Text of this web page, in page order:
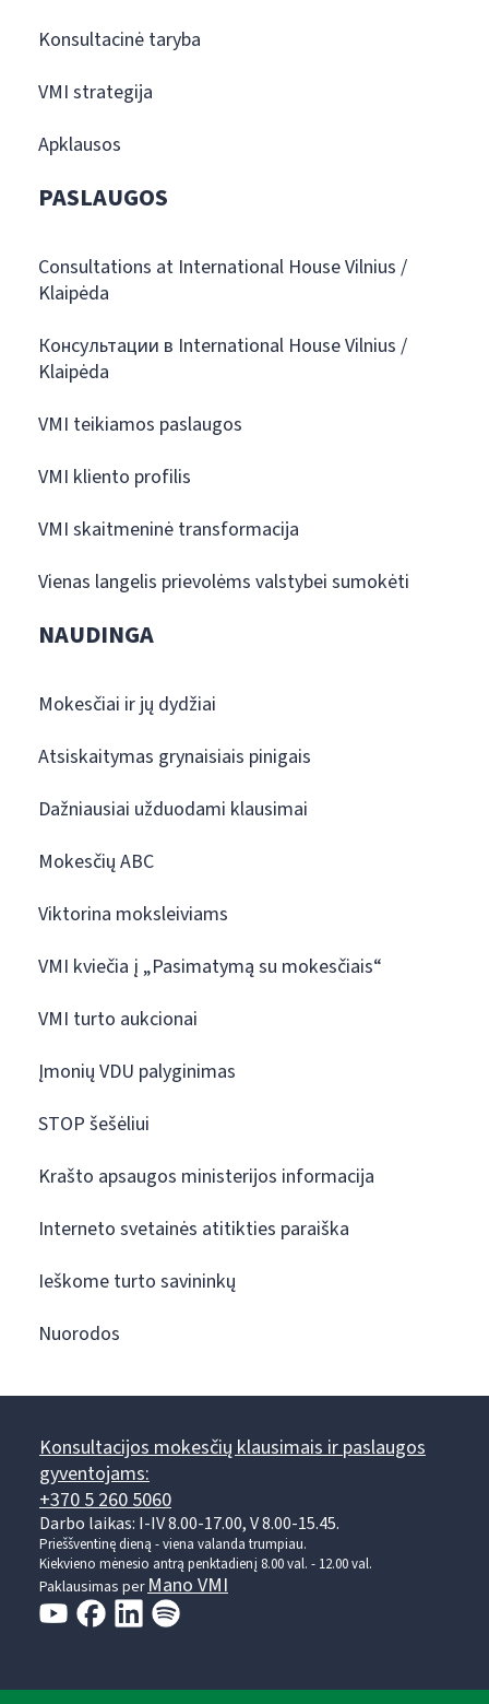
Konsultacinė taryba
VMI strategija
Apklausos
PASLAUGOS
Consultations at International House Vilnius /
Klaipėda
Консультации в International House Vilnius /
Klaipėda
VMI teikiamos paslaugos
VMI kliento profilis
VMI skaitmeninė transformacija
Vienas langelis prievolėms valstybei sumokėti
NAUDINGA
Mokesčiai ir jų dydžiai
Atsiskaitymas grynaisiais pinigais
Dažniausiai užduodami klausimai
Mokesčių ABC
Viktorina moksleiviams
VMI kviečia į „Pasimatymą su mokesčiais“
VMI turto aukcionai
Įmonių VDU palyginimas
STOP šešėliui
Krašto apsaugos ministerijos informacija
Interneto svetainės atitikties paraiška
Ieškome turto savininkų
Nuorodos
Konsultacijos mokesčių klausimais ir paslaugos
gyventojams:
+370 5 260 5060
Darbo laikas: I-IV 8.00-17.00, V 8.00-15.45.
Prieššventinę dieną - viena valanda trumpiau.
Kiekvieno mėnesio antrą penktadienį 8.00 val. - 12.00 val.
Paklausimas per Mano VMI